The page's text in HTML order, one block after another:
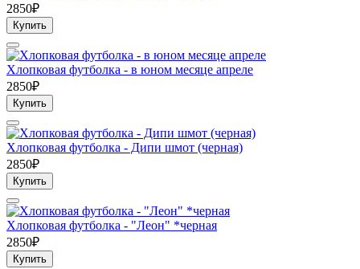
2850₽
Купить
Хлопковая футболка - в юном месяце апреле
2850₽
Купить
Хлопковая футболка - Дипи шмот (черная)
2850₽
Купить
Хлопковая футболка - "Леон" *черная
2850₽
Купить